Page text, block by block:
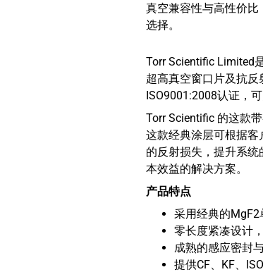
真空兼容性与高性价
选择。
Torr Scientific Limited
超高真空窗口片及抗
ISO9001:2008认证，
Torr Scientific 的这款
这款经典涂层可根据
的反射损失，提升系
本效益的解决方案。
产品特点
采用经典的MgF2
零长度紧凑设计
成熟的感应密封
提供CF、KF、